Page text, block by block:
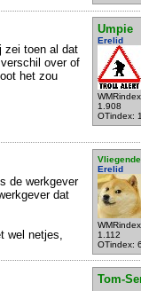
Umpie
Erelid
1.908
OTindex:
zei toen al dat
over of
het zou
Erelid
1.112
OTindex:
de werkgever
dat
wel netjes,
Tom-